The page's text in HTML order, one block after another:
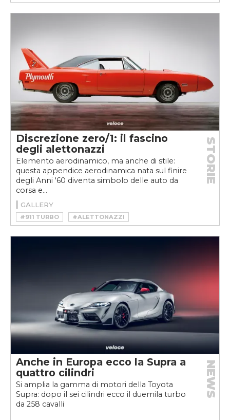
#FUORI CONCORSO
#FUORI CONCORSO TURBO
#PEUGEOT 205 T16
#PEUGEOT 205 TURBO 16
#PORSCHE 911 GT1 STRASSENVERSION
#TOYOTA 2JZ
#TOYOTA SUPRA
#TURBO
Discrezione zero/1: il fascino
degli alettonazzi
Elemento aerodinamico, ma anche di stile:
questa appendice aerodinamica nata sul finire
degli Anni '60 diventa simbolo delle auto da
corsa e...
STORIE
GALLERY
#911 TURBO
#ALETTONAZZI
#ALETTONAZZIWEEKVELOCE
#ALETTONE
#BERTONE
#BERTONE PANTHER
#FERRARI GTO EVOLUZIONE
#FORD
#HOTHATCH #JDM
#M3 E30
#MANSOUR OJJEH
#MUSCLE CAR
#PLAYMOUTH ROAD RUNNER SUPERBIRD
#PORSCHE
#PORSCHE 935
#RS 500
#SIERRA RS COSWORTH
#TOYOTA SUPRA
#WEEKVELOCE
Anche in Europa ecco la Supra a
quattro cilindri
Si amplia la gamma di motori della Toyota
Supra: dopo il sei cilindri ecco il duemila turbo
da 258 cavalli
NEWS